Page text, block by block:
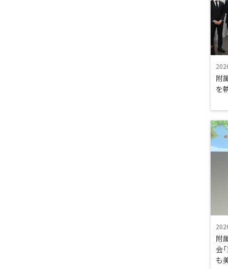
附
を
附
会
も